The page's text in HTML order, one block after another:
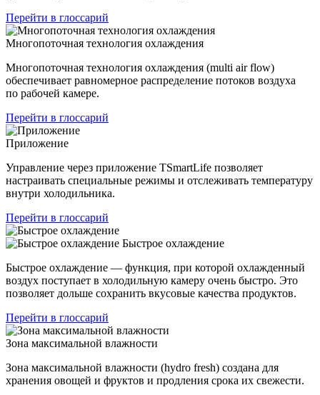
Перейти в глоссарий
Многопоточная технология охлаждения
Многопоточная технология охлаждения (multi air flow)
обеспечивает равномерное распределение потоков воздуха
по рабочей камере.
Перейти в глоссарий
Приложение
Управление через приложение TSmartLife позволяет
настраивать специальные режимы и отслеживать температуру
внутри холодильника.
Перейти в глоссарий
Быстрое охлаждение
Быстрое охлаждение — функция, при которой охлажденный
воздух поступает в холодильную камеру очень быстро. Это
позволяет дольше сохранить вкусовые качества продуктов.
Перейти в глоссарий
Зона максимальной влажности
Зона максимальной влажности (hydro fresh) создана для
хранения овощей и фруктов и продления срока их свежести.